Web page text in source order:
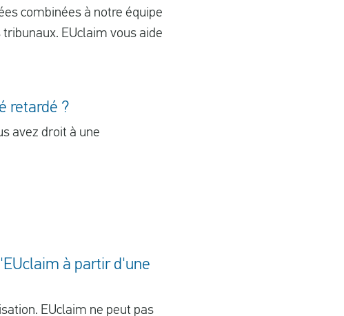
combinées à notre équipe
EUclaim vous aide
retardé ?
avez droit à une
à partir d'une
EUclaim ne peut pas